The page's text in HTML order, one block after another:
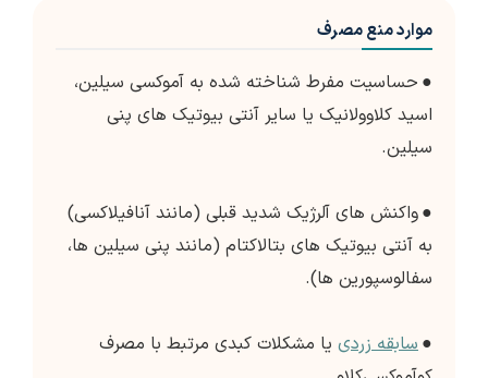
موارد منع مصرف
● حساسیت مفرط شناخته شده به آموکسی سیلین،
اسید کلاوولانیک یا سایر آنتی بیوتیک های پنی
سیلین.
●واکنش های آلرژیک شدید قبلی (مانند آنافیلاکسی)
به آنتی بیوتیک های بتالاکتام (مانند پنی سیلین ها،
سفالوسپورین ها).
●سابقه زردی یا مشکلات کبدی مرتبط با مصرف